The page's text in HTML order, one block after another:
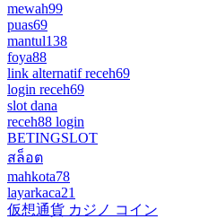
mewah99
puas69
mantul138
foya88
link alternatif receh69
login receh69
slot dana
receh88 login
BETINGSLOT
สล็อต
mahkota78
layarkaca21
仮想通貨 カジノ コイン